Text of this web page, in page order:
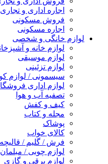
اجاره اداری و تجاری
فروش مسکونی
اجاره مسکونی
لوازم خانگی و شخصی
لوازم خانه و
لوازم موسیقی
لوازم تزئینی
سیسمونی / لوازم
لوازم اداری
تصفیه آب و هوا
کیف و کفش
مجله و کتاب
پوشاک
کالای خواب
فرش / گلیم / قالیچه
لوازم چوبی / مبلمان
لوازم برقی و گازی